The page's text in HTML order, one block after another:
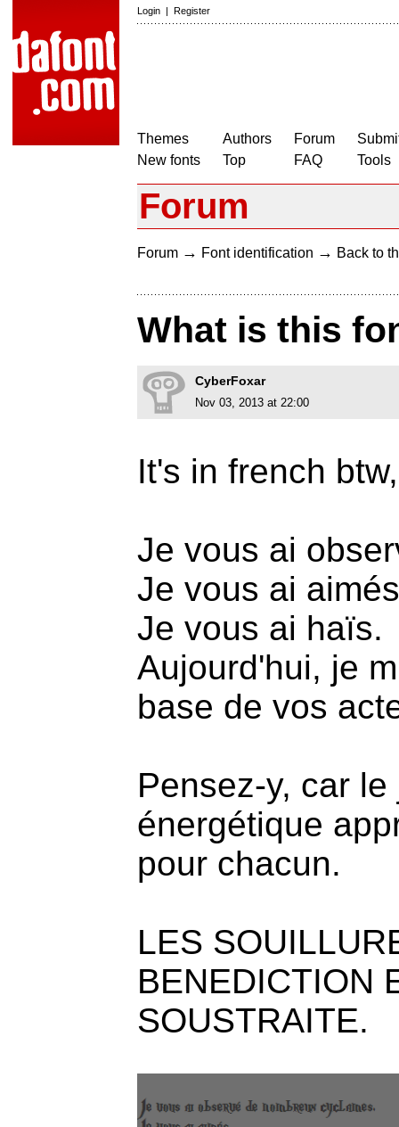
Login | Register
Themes
New fonts
Authors
Top
Forum
FAQ
Tools
Forum
Forum → Font identification → Back to
What is this
CyberFoxar
Nov 03, 2013 at 22:00
It's in french
Je vous ai
Je vous ai
Je vous ai haïs.
Aujourd'hui, je
base de vos
Pensez-y, car
énergétique
pour chacun.
LES
BENEDICTION
SOUSTRAITE.